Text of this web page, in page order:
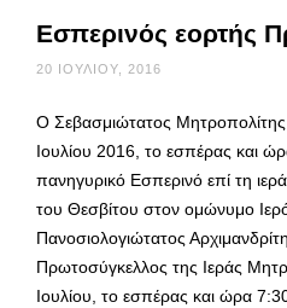
Εσπερινός εορτής
20 ΙΟΥΛΊΟΥ, 2016
Ο Σεβασμιώτατος
Ιουλίου 2016, το εσπέρας και
πανηγυρικό Εσπερινό επί τη
του Θεσβίτου στον ομώνυμο
Πανοσιολογιώτατος
Πρωτοσύγκελλος της Ιεράς
Ιουλίου, το εσπέρας και ώρα